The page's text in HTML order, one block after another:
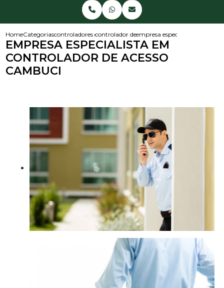
HomeCategoriascontroladores de acessocontrolador de acessoempresa especialista em
EMPRESA ESPECIALISTA EM
CONTROLADOR DE ACESSO
CAMBUCI